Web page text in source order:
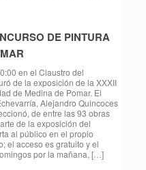
DE PINTURA
en el Claustro del
de la exposición de la XXXII
de Medina de Pomar. El
Alejandro Quincoces
de entre las 93 obras
de la exposición del
al público en el propio
el acceso es gratuito y el
por la mañana, […]